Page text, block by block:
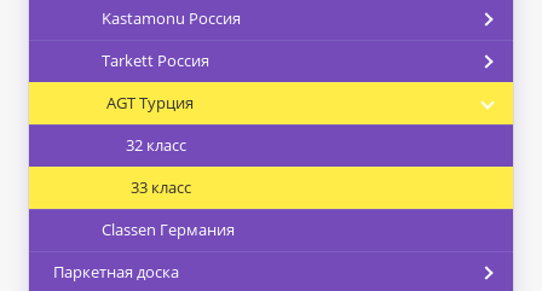
Kastamonu Россия
Tarkett Россия
AGT Турция
32 класс
33 класс
Classen Германия
Паркетная доска